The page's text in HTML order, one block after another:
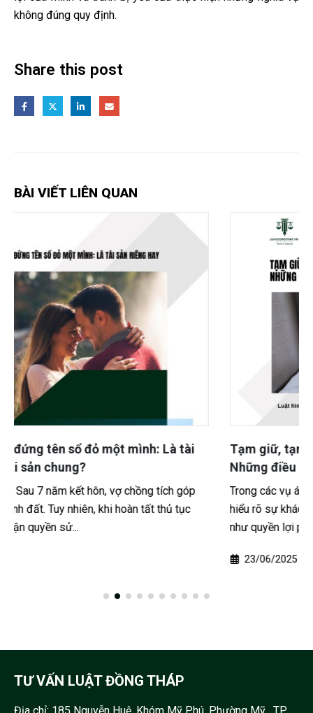
không đúng quy định.
Share this post
BÀI VIẾT LIÊN QUAN
Tạm giữ, tạm giam và quyền của bị can, bị cáo –
Những điều người dân cần biết
Trong các vụ án hình sự, nhiều người dân thường không
hiểu rõ sự khác biệt giữa “tạm giữ” và “tạm giam”, cũng
như quyền lợi pháp lý của bị...
TƯ VẤN LUẬT ĐỒNG THÁP